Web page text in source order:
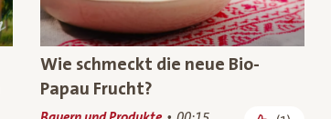
Wie schmeckt die neue Bio-
Papau Frucht?